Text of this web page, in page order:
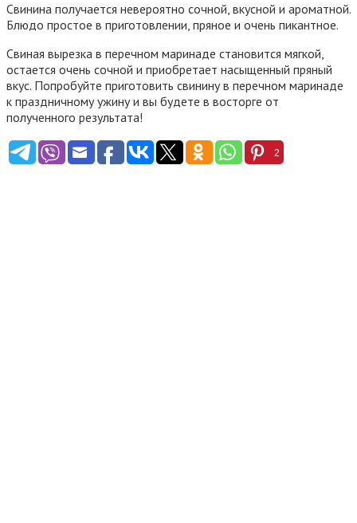
Свинина получается невероятно сочной, вкусной и ароматной.
Блюдо простое в приготовлении, пряное и очень пикантное.
Свиная вырезка в перечном маринаде становится мягкой,
остается очень сочной и приобретает насыщенный пряный
вкус. Попробуйте приготовить свинину в перечном маринаде
к праздничному ужину и вы будете в восторге от
полученного результата!
2